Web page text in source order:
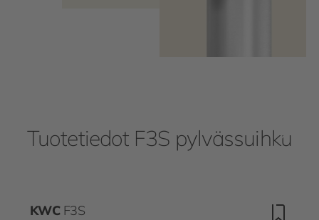
Tuotetiedot F3S pylvässuihku
KWC F3S